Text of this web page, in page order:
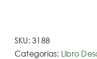
SKU:3188
Categorías: Libro